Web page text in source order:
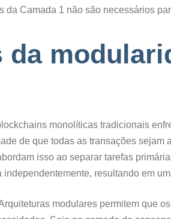
da Camada 1 não são necessários
monolíticas tradicionais
de que todas as transações sejam
isso ao separar tarefas
resultando em
modulares permitem que